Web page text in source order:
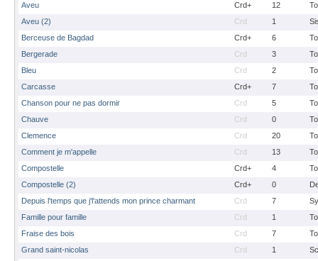
Aveu
Crd+ 12
Aveu (2)
Crd 1
Berceuse de Bagdad
Crd+ 6
Bergerade
Crd 3
Bleu
Crd 2
Carcasse
Crd+ 7
Chanson pour ne pas dormir
Crd 5
Chauve
Crd 0
Clemence
Crd 20
Comment je m'appelle
Crd 13
Compostelle
Crd+ 4
Compostelle (2)
Crd+ 0
Depuis l'temps que j'l'attends mon prince charmant
Crd 7
Famille pour famille
Crd 1
Fraise des bois
Crd 7
Grand saint-nicolas
Crd 1